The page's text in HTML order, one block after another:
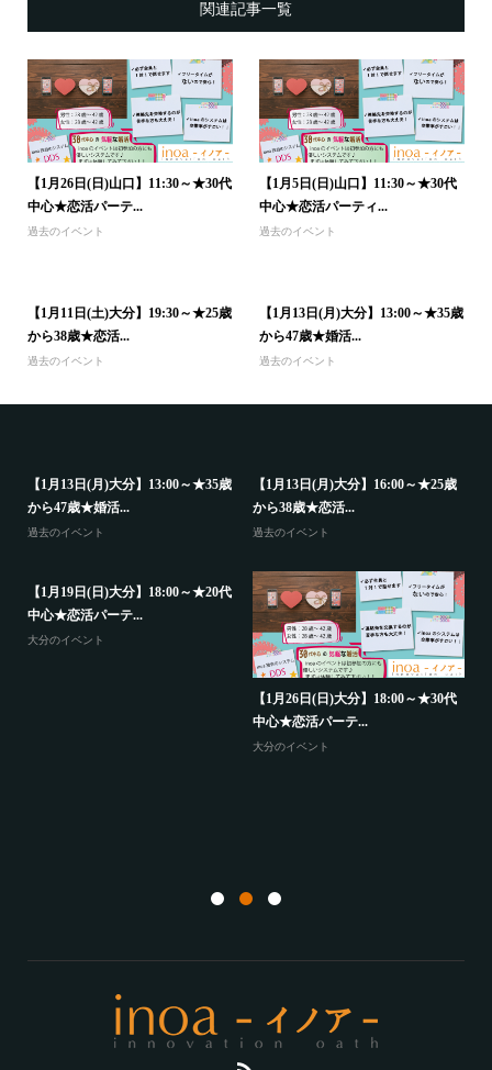
関連記事一覧
【1月26日(日)山口】11:30～★30代
中心★恋活パーテ...
過去のイベント
【1月5日(日)山口】11:30～★30代
中心★恋活パーティ...
過去のイベント
【1月11日(土)大分】19:30～★25歳
から38歳★恋活...
過去のイベント
【1月13日(月)大分】13:00～★35歳
から47歳★婚活...
過去のイベント
【1月13日(月)大分】13:00～★35歳
から47歳★婚活...
過去のイベント
【1月13日(月)大分】16:00～★25歳
から38歳★恋活...
過去のイベント
【1月19日(日)大分】18:00～★20代
中心★恋活パーテ...
大分のイベント
【1月26日(日)大分】18:00～★30代
中心★恋活パーテ...
大分のイベント